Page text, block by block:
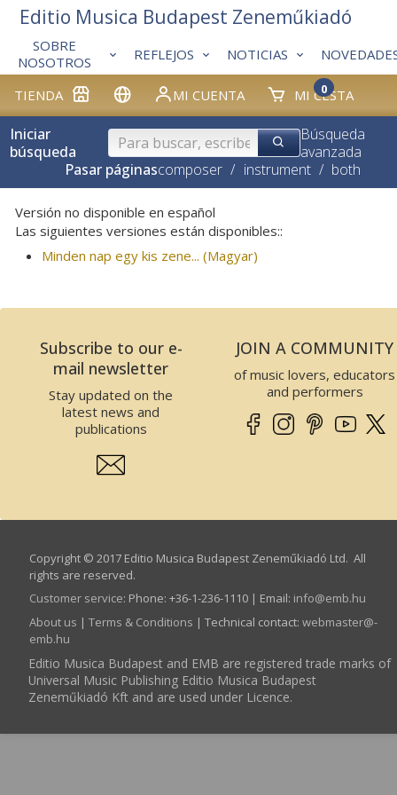
TIENDA MI CUENTA MI CESTA
0
SOBRE
NOSOTROS
REFLEJOS NOTICIAS
Editio Musica Budapest Zeneműkiadó
Iniciar
búsqueda
Búsqueda
avanzada
Pasar páginascomposer / instrument / both
Versión no disponible en español
Las siguientes versiones están disponibles::
Minden nap egy kis zene... (Magyar)
Subscribe to our e-
mail newsletter
Stay updated on the
latest news and
publications
JOIN A COMMUNITY
of music lovers, educators
and performers
Copyright © 2017 Editio Musica Budapest Zeneműkiadó Ltd. All
rights are reserved.
Customer service: Phone: +36-1-236-1110 | Email: info­@­emb.hu
About us | Terms & Conditions | Technical contact: webmaster­@­
emb.hu
Editio Musica Budapest and EMB are registered trade marks of
Universal Music Publishing Editio Musica Budapest
Zeneműkiadó Kft and are used under Licence.